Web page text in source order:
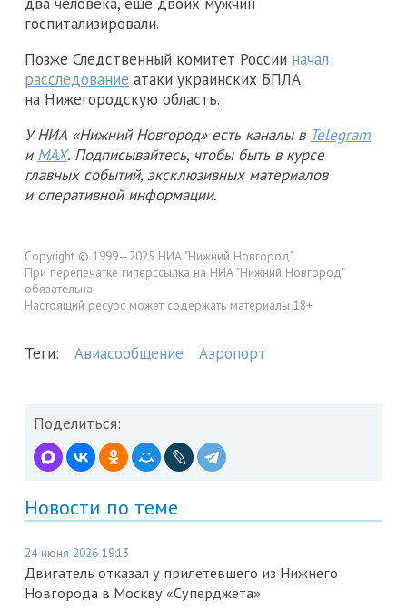
госпитализировали.
Позже Следственный комитет России начал
расследование атаки украинских БПЛА
на Нижегородскую область.
У НИА «Нижний Новгород» есть каналы в Telegram
и MAX. Подписывайтесь, чтобы быть в курсе
главных событий, эксклюзивных материалов
и оперативной информации.
Copyright © 1999—2025 НИА "Нижний Новгород".
При перепечатке гиперссылка на НИА "Нижний Новгород"
обязательна.
Настоящий ресурс может содержать материалы 18+
Теги: Авиасообщение Аэропорт
Поделиться:
Новости по теме
24 июня 2026 19:13
Двигатель отказал у прилетевшего из Нижнего
Новгорода в Москву «Суперджета»